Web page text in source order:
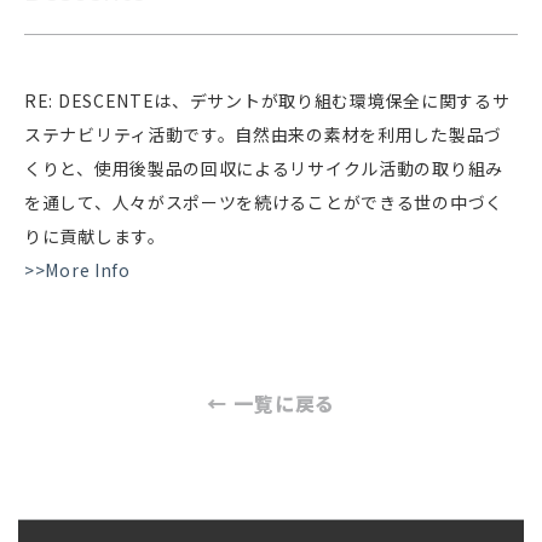
RE: DESCENTEは、デサントが取り組む環境保全に関するサ
ステナビリティ活動です。自然由来の素材を利用した製品づ
くりと、使用後製品の回収によるリサイクル活動の取り組み
を通して、人々がスポーツを続けることができる世の中づく
りに貢献します。
>>More Info
← 一覧に戻る